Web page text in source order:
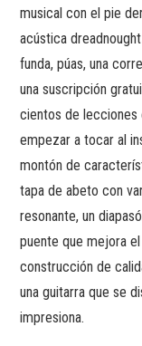
musical con el pie
acústica
funda, púas, una
una suscripción
cientos de lecciones
empezar a tocar al
montón de
tapa de abeto con
resonante, un
puente que mejora
construcción de
una guitarra que se
impresiona.